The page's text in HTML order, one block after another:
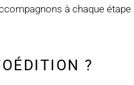
à chaque
?